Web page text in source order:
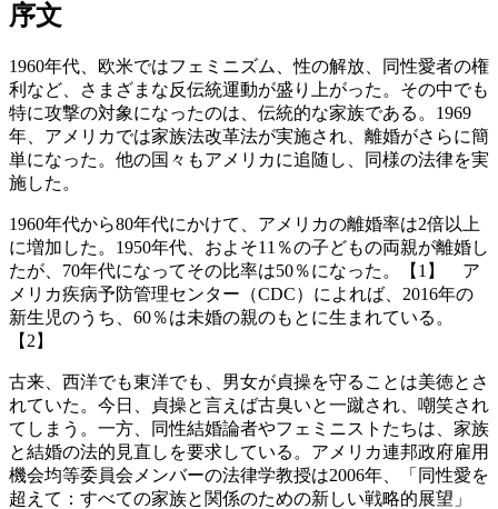
序文
1960年代、欧米ではフェミニズム、性の解放、同性愛者の権
利など、さまざまな反伝統運動が盛り上がった。その中でも
特に攻撃の対象になったのは、伝統的な家族である。1969
年、アメリカでは家族法改革法が実施され、離婚がさらに簡
単になった。他の国々もアメリカに追随し、同様の法律を実
施した。
1960年代から80年代にかけて、アメリカの離婚率は2倍以上
に増加した。1950年代、およそ11％の子どもの両親が離婚し
たが、70年代になってその比率は50％になった。【1】 ア
メリカ疾病予防管理センター（CDC）によれば、2016年の
新生児のうち、60％は未婚の親のもとに生まれている。
【2】
古来、西洋でも東洋でも、男女が貞操を守ることは美徳とさ
れていた。今日、貞操と言えば古臭いと一蹴され、嘲笑され
てしまう。一方、同性結婚論者やフェミニストたちは、家族
と結婚の法的見直しを要求している。アメリカ連邦政府雇用
機会均等委員会メンバーの法律学教授は2006年、「同性愛を
超えて：すべての家族と関係のための新しい戦略的展望」